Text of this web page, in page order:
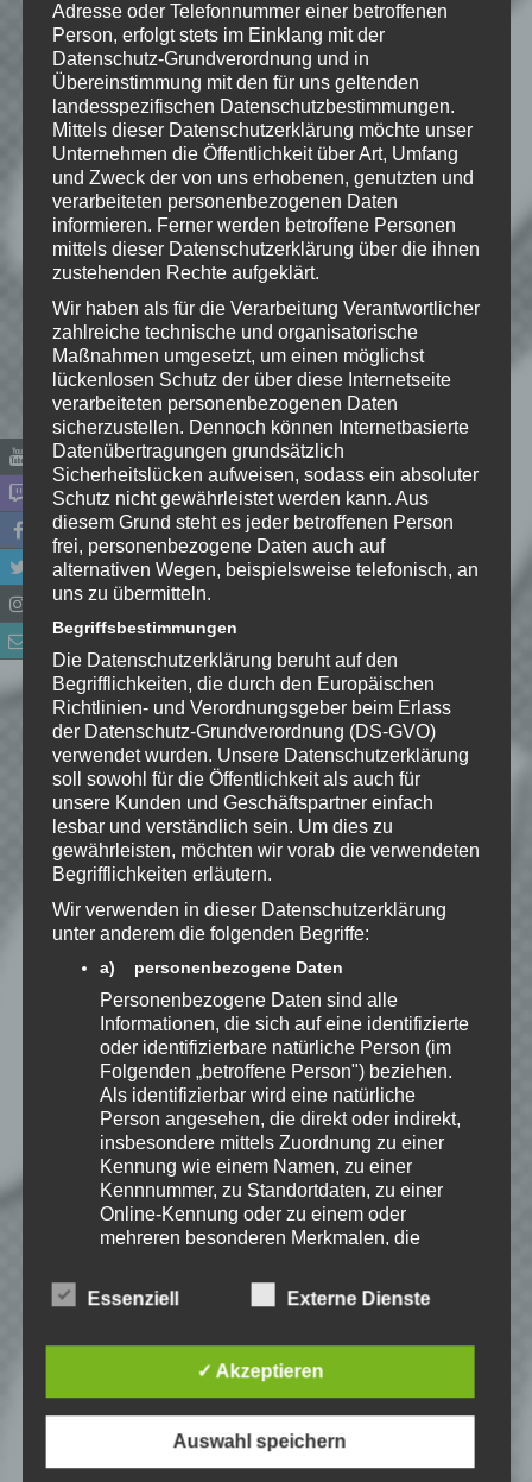
Kommentar*
Name*
E-Mail-Adresse*
Website
*Ich habe die
Datenschutzerklärungzur
Kenntnis genommen. Ich stimme
zu, dass meine Angaben dauerhaft
gespeichert werden.
Benachrichtige mich über
nachfolgende Kommentare via E-
Mail.
Benachrichtige mich über neue
Beiträge via E-Mail.
EmKa
Ich bin leidenschaftlicher
Gamer und schaue mir
eigentlich alles Neue an.
Jedes Spiel hat seine faire
Chance. Ich freue mich immer wenn ich
jemandem das Hobby Videospielen näher
bringen kann.
Playlist – Beyond Good &
Adresse oder Telefonnummer einer betroffenen
Person, erfolgt stets im Einklang mit der
Datenschutz-Grundverordnung und in
Übereinstimmung mit den für uns geltenden
landesspezifischen Datenschutzbestimmungen.
Mittels dieser Datenschutzerklärung möchte unser
Unternehmen die Öffentlichkeit über Art, Umfang
und Zweck der von uns erhobenen, genutzten und
verarbeiteten personenbezogenen Daten
informieren. Ferner werden betroffene Personen
mittels dieser Datenschutzerklärung über die ihnen
zustehenden Rechte aufgeklärt.
Wir haben als für die Verarbeitung Verantwortlicher
zahlreiche technische und organisatorische
Maßnahmen umgesetzt, um einen möglichst
lückenlosen Schutz der über diese Internetseite
verarbeiteten personenbezogenen Daten
sicherzustellen. Dennoch können Internetbasierte
Datenübertragungen grundsätzlich
Sicherheitslücken aufweisen, sodass ein absoluter
Schutz nicht gewährleistet werden kann. Aus
diesem Grund steht es jeder betroffenen Person
frei, personenbezogene Daten auch auf
alternativen Wegen, beispielsweise telefonisch, an
uns zu übermitteln.
Begriffsbestimmungen
Die Datenschutzerklärung beruht auf den
Begrifflichkeiten, die durch den Europäischen
Richtlinien- und Verordnungsgeber beim Erlass
der Datenschutz-Grundverordnung (DS-GVO)
verwendet wurden. Unsere Datenschutzerklärung
soll sowohl für die Öffentlichkeit als auch für
unsere Kunden und Geschäftspartner einfach
lesbar und verständlich sein. Um dies zu
gewährleisten, möchten wir vorab die verwendeten
Begrifflichkeiten erläutern.
Wir verwenden in dieser Datenschutzerklärung
unter anderem die folgenden Begriffe:
a) personenbezogene Daten
Personenbezogene Daten sind alle
Informationen, die sich auf eine identifizierte
oder identifizierbare natürliche Person (im
Folgenden „betroffene Person") beziehen.
Als identifizierbar wird eine natürliche
Person angesehen, die direkt oder indirekt,
insbesondere mittels Zuordnung zu einer
Kennung wie einem Namen, zu einer
Kennnummer, zu Standortdaten, zu einer
Online-Kennung oder zu einem oder
mehreren besonderen Merkmalen, die
genetischen, psychischen, wirtschaftlichen,
kulturellen oder sozialen Identität dieser
Betroffene Person ist jede identifizierte oder
identifizierbare natürliche Person, deren
personenbezogene Daten von dem für die
Essenziell Externe Dienste
✓ Akzeptieren
Auswahl speichern